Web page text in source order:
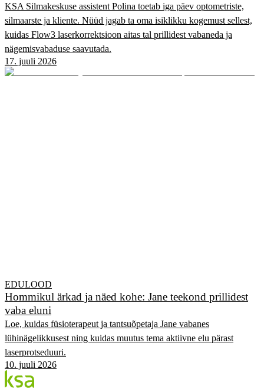
KSA Silmakeskuse assistent Polina toetab iga päev optometriste,
silmaarste ja kliente. Nüüd jagab ta oma isiklikku kogemust sellest,
kuidas Flow3 laserkorrektsioon aitas tal prillidest vabaneda ja
nägemisvabaduse saavutada.
17. juuli 2026
EDULOOD
Hommikul ärkad ja näed kohe: Jane teekond prillidest
vaba eluni
Loe, kuidas füsioterapeut ja tantsuõpetaja Jane vabanes
lühinägelikkusest ning kuidas muutus tema aktiivne elu pärast
laserprotseduuri.
10. juuli 2026